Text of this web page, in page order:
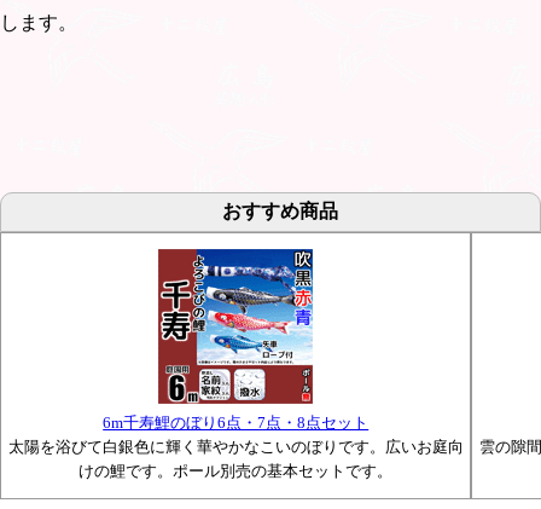
します。
おすすめ商品
6m千寿鯉のぼり6点・7点・8点セット
太陽を浴びて白銀色に輝く華やかなこいのぼりです。広いお庭向
けの鯉です。ポール別売の基本セットです。
雲の隙